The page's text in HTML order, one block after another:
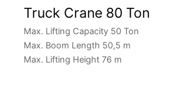
Truck Crane 80 Ton
Max. Lifting Capacity 50 Ton
Max. Boom Length 50,5 m
Max. Lifting Height 76 m